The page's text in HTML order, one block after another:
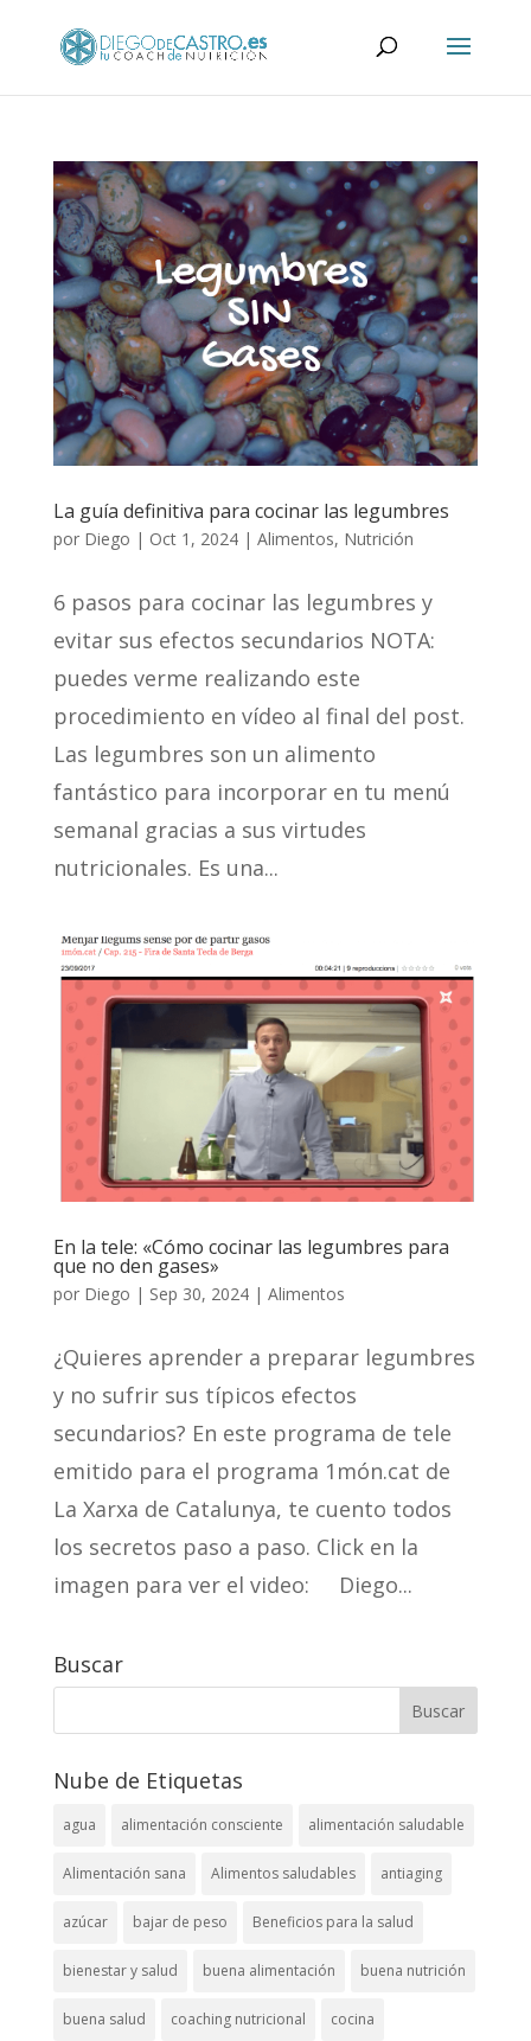
La guía definitiva para cocinar las legumbres
por Diego | Oct 1, 2024| Alimentos, Nutrición
6 pasos para cocinar las legumbres y
evitar sus efectos secundarios NOTA:
puedes verme realizando este
procedimiento en vídeo al final del post.
Las legumbres son un alimento
fantástico para incorporar en tu menú
semanal gracias a sus virtudes
nutricionales. Es una...
En la tele: «Cómo cocinar las legumbres para
que no den gases»
por Diego | Sep 30, 2024| Alimentos
¿Quieres aprender a preparar legumbres
y no sufrir sus típicos efectos
secundarios? En este programa de tele
emitido para el programa 1món.cat de
La Xarxa de Catalunya, te cuento todos
los secretos paso a paso. Click en la
imagen para ver el video: Diego...
Buscar
Nube de Etiquetas
agua alimentación consciente alimentación saludable
Alimentación sana Alimentos saludables antiaging
azúcar bajar de peso Beneficios para la salud
bienestar y salud buena alimentación buena nutrición
buena salud coaching nutricional cocina